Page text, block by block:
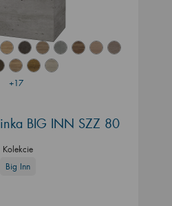
+17
BIG INN SZZ 80
Kolekcie
Big Inn